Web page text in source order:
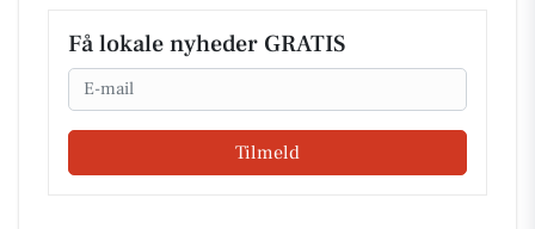
Få lokale nyheder GRATIS
Email
Tilmeld